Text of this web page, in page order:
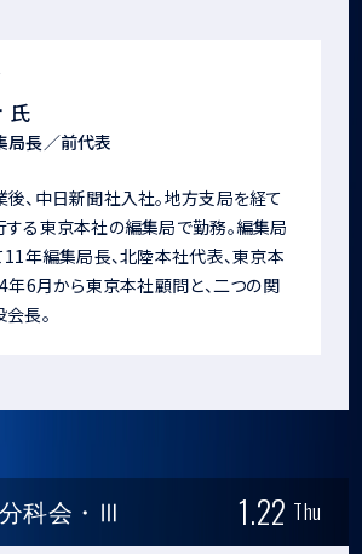
氏
局長／前代表
、中日新聞社入社。地方支局を経て
る東京本社の編集局で勤務。編集局
年編集局長、北陸本社代表、東京本
6月から東京本社顧問と、二つの関
長。
分科会・Ⅲ 1.22 Thu